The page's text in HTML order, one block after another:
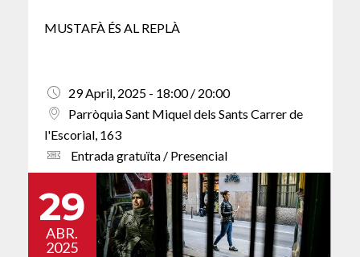
MUSTAFÀ ÉS AL REPLÀ
29 April, 2025 - 18:00 / 20:00
Parròquia Sant Miquel dels Sants Carrer de
l'Escorial, 163
Entrada gratuïta / Presencial
29
ABR.
2025